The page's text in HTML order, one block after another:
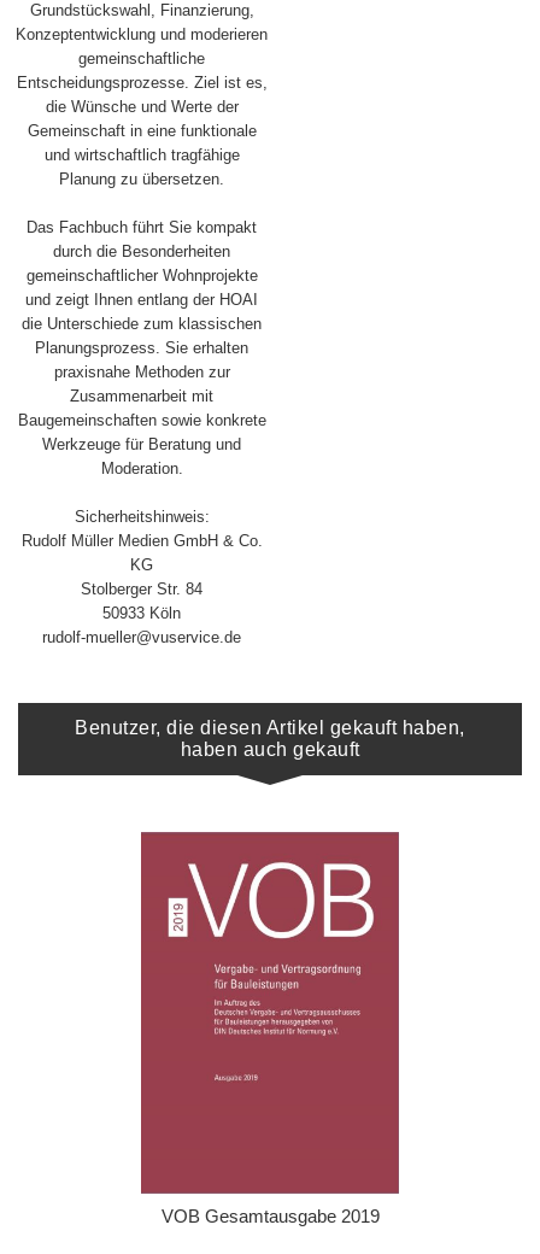
Grundstückswahl, Finanzierung,
Konzeptentwicklung und moderieren
gemeinschaftliche
Entscheidungsprozesse. Ziel ist es,
die Wünsche und Werte der
Gemeinschaft in eine funktionale
und wirtschaftlich tragfähige
Planung zu übersetzen.
Das Fachbuch führt Sie kompakt
durch die Besonderheiten
gemeinschaftlicher Wohnprojekte
und zeigt Ihnen entlang der HOAI
die Unterschiede zum klassischen
Planungsprozess. Sie erhalten
praxisnahe Methoden zur
Zusammenarbeit mit
Baugemeinschaften sowie konkrete
Werkzeuge für Beratung und
Moderation.
Sicherheitshinweis:
Rudolf Müller Medien GmbH & Co.
KG
Stolberger Str. 84
50933 Köln
rudolf-mueller@vuservice.de
Benutzer, die diesen Artikel gekauft haben,
haben auch gekauft
VOB Gesamtausgabe 2019